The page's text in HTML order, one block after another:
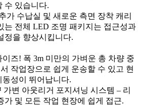
수 있습니다.
가 수납실 및 새로운 측면 장착 캐리
는 전체 LED 조명 패키지는 접근성과
정을 향상시킵니다.
이즈! 폭 3m 미만의 가벼운 총 차량 중
작업장으로 쉽게 운송할 수 있고 현
동성이 뛰어납니다.
변 아웃리거 포지셔닝 시스템 – 리
가 및 모든 작업 현장에 쉽게 접근.